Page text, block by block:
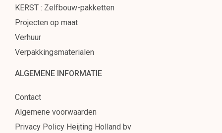
KERST : Zelfbouw-pakketten
Projecten op maat
Verhuur
Verpakkingsmaterialen
ALGEMENE INFORMATIE
Contact
Algemene voorwaarden
Privacy Policy Heijting Holland bv